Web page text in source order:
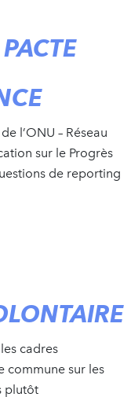
l’ONU – Réseau
sur le Progrès
de reporting
cadres
commune sur les
plutôt